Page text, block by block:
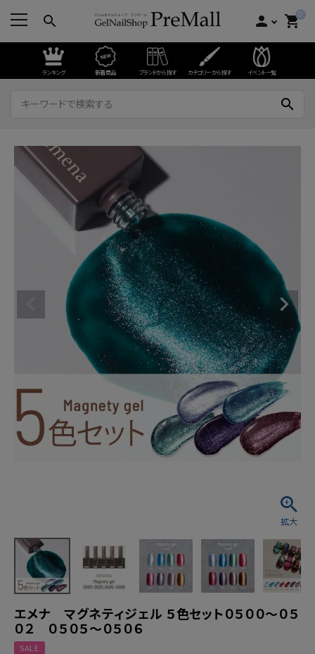
search person 0
shopping_cart
ランキング 新着商品 ブランドから探す カテゴリーから探す イベント一覧
search
エメナ マグネティジェル ５色セット０５００～０５
０２ ０５０５～０５０６
SALE